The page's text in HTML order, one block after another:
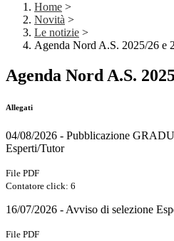
Home >
Novità >
Le notizie >
Agenda Nord A.S. 2025/26 e
Agenda Nord A.S.
Allegati
04/08/2026 - Pubblicazione
Esperti/Tutor
File PDF
Contatore click: 6
16/07/2026 - Avviso di selezione
File PDF